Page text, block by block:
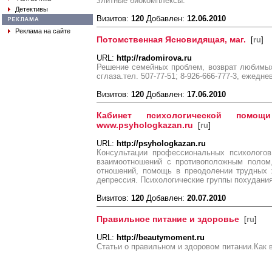
Детективы
Реклама на сайте
Визитов: 120 Добавлен: 12.06.2010
Потомственная Ясновидящая, маг. [ru]
URL: http://radomirova.ru
Решение семейных проблем, возврат
сглаза.тел. 507-77-51; 8-926-666-777-3,
Визитов: 120 Добавлен: 17.06.2010
Кабинет психологической
www.psyhologkazan.ru [ru]
URL: http://psyhologkazan.ru
Консультации профессиональных
взаимоотношений с противоположным
отношений, помощь в преодолении трудных
депрессия. Психологические группы
Визитов: 120 Добавлен: 20.07.2010
Правильное питание и здоровье [ru]
URL: http://beautymoment.ru
Статьи о правильном и здоровом питании.Как